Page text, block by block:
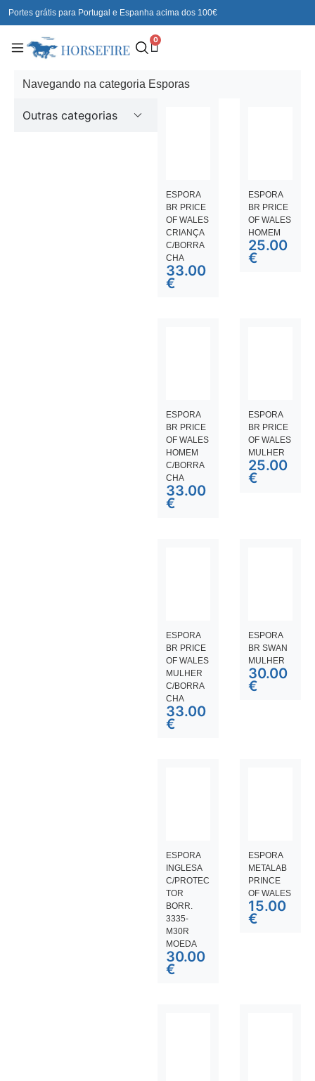
Portes grátis para Portugal e Espanha acima dos 100€
0
Navegando na categoria Esporas
Outras categorias
ESPORA
BR PRICE
OF WALES
CRIANÇA
C/BORRA
CHA
33.00
€
ESPORA
BR PRICE
OF WALES
HOMEM
25.00
€
ESPORA
BR PRICE
OF WALES
HOMEM
C/BORRA
CHA
33.00
€
ESPORA
BR PRICE
OF WALES
MULHER
25.00
€
ESPORA
BR PRICE
OF WALES
MULHER
C/BORRA
CHA
33.00
€
ESPORA
BR SWAN
MULHER
30.00
€
ESPORA
INGLESA
C/PROTEC
TOR
BORR.
3335-
M30R
MOEDA
30.00
€
ESPORA
METALAB
PRINCE
OF WALES
15.00
€